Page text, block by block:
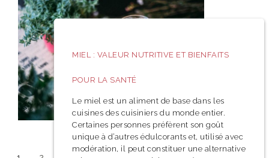
MIEL : VALEUR NUTRITIVE ET BIENFAITS
POUR LA SANTÉ
Le miel est un aliment de base dans les
cuisines des cuisiniers du monde entier.
Certaines personnes préfèrent son goût
unique à d’autres édulcorants et, utilisé avec
modération, il peut constituer une alternative